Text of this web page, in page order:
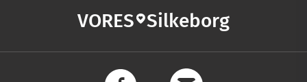
VORES Silkeborg